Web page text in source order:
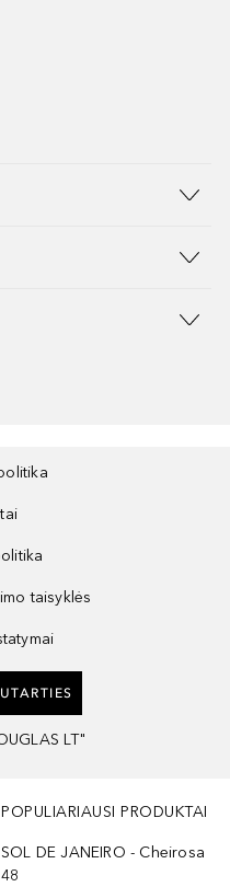
taisyklės
LT"
POPULIARIAUSI PRODUKTAI
SOL DE JANEIRO - Cheirosa
48